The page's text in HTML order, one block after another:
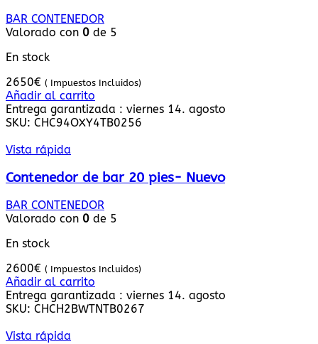
BAR CONTENEDOR
Valorado con 0 de 5
En stock
2650€ ( Impuestos Incluidos)
Añadir al carrito
Entrega garantizada : viernes 14. agosto
SKU: CHC94OXY4TB0256
Vista rápida
Contenedor de bar 20 pies- Nuevo
BAR CONTENEDOR
Valorado con 0 de 5
En stock
2600€ ( Impuestos Incluidos)
Añadir al carrito
Entrega garantizada : viernes 14. agosto
SKU: CHCH2BWTNTB0267
Vista rápida